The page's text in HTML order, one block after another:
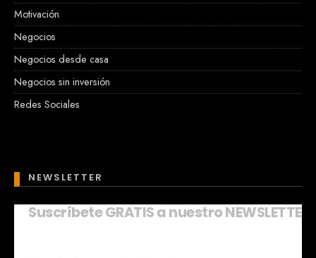
Motivación
Negocios
Negocios desde casa
Negocios sin inversión
Redes Sociales
NEWSLETTER
Suscríbete GRATIS a nuestro NEWSLETTER